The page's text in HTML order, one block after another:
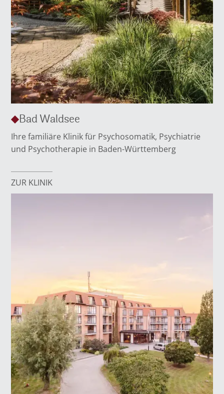
Bad Waldsee
Ihre familiäre Klinik für Psychosomatik, Psychiatrie
und Psychotherapie in Baden-Württemberg
ZUR KLINIK